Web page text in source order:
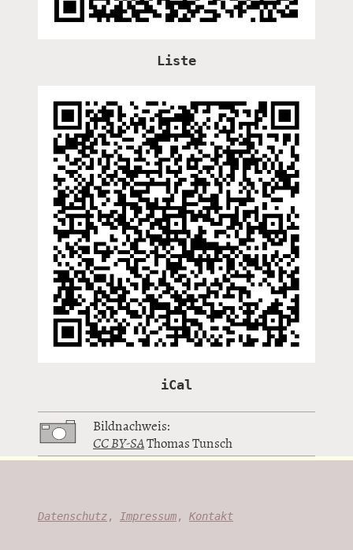
Liste
iCal
Bildnachweis:
CC BY-SAThomas Tunsch
Datenschutz, Impressum, Kontakt